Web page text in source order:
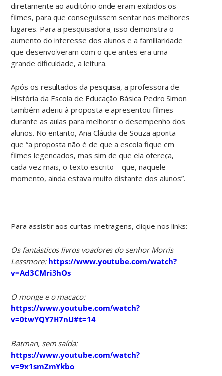
diretamente ao auditório onde eram exibidos os
filmes, para que conseguissem sentar nos melhores
lugares. Para a pesquisadora, isso demonstra o
aumento do interesse dos alunos e a familiaridade
que desenvolveram com o que antes era uma
grande dificuldade, a leitura.
Após os resultados da pesquisa, a professora de
História da Escola de Educação Básica Pedro Simon
também aderiu à proposta e apresentou filmes
durante as aulas para melhorar o desempenho dos
alunos. No entanto, Ana Cláudia de Souza aponta
que “a proposta não é de que a escola fique em
filmes legendados, mas sim de que ela ofereça,
cada vez mais, o texto escrito – que, naquele
momento, ainda estava muito distante dos alunos”.
Para assistir aos curtas-metragens, clique nos links:
Os fantásticos livros voadores do senhor Morris
Lessmore: https://www.youtube.com/watch?
v=Ad3CMri3hOs
O monge e o macaco:
https://www.youtube.com/watch?
v=0twYQY7H7nU#t=14
Batman, sem saída:
https://www.youtube.com/watch?
v=9x1smZmYkbo